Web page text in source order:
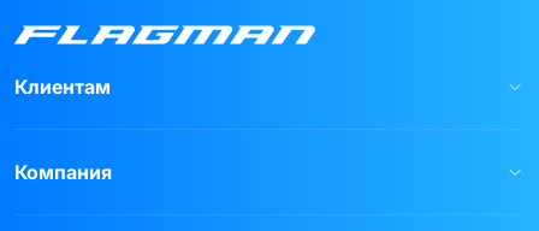
Клиентам
Компания